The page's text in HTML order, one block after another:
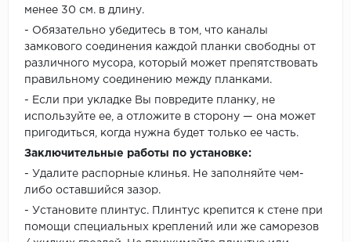
менее 30 см. в длину.
- Обязательно убедитесь в том, что каналы
замкового соединения каждой планки свободны от
различного мусора, который может препятствовать
правильному соединению между планками.
- Если при укладке Вы повредите планку, не
используйте ее, а отложите в сторону — она может
пригодиться, когда нужна будет только ее часть.
Заключительные работы по установке:
- Удалите распорные клинья. Не заполняйте чем-
либо оставшийся зазор.
- Установите плинтус. Плинтус крепится к стене при
помощи специальных креплений или же саморезов